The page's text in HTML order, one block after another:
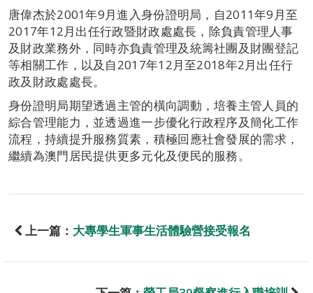
唐偉杰於2001年9月進入身份證明局，自2011年9月至
2017年12月出任行政暨財政處處長，除負責管理人事
及財政業務外，同時亦負責管理及統籌社團及財團登記
等相關工作，以及自2017年12月至2018年2月出任行
政及財政處處長。
身份證明局期望透過主管的橫向調動，培養主管人員的
綜合管理能力，並透過進一步優化行政程序及簡化工作
流程，持續提升服務質素，積極回應社會發展的需求，
繼續為澳門居民提供更多元化及便民的服務。
上一篇： 大專學生軍事生活體驗營接受報名